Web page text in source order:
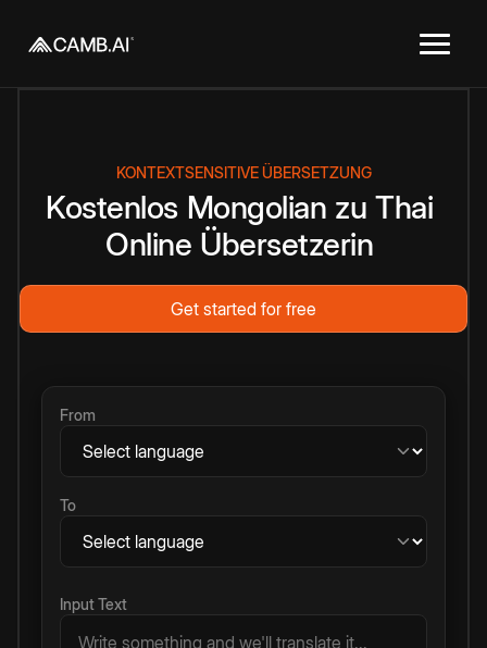
KONTEXTSENSITIVE ÜBERSETZUNG
Kostenlos Mongolian zu Thai
Online Übersetzerin
Get started for free
From
To
Input Text